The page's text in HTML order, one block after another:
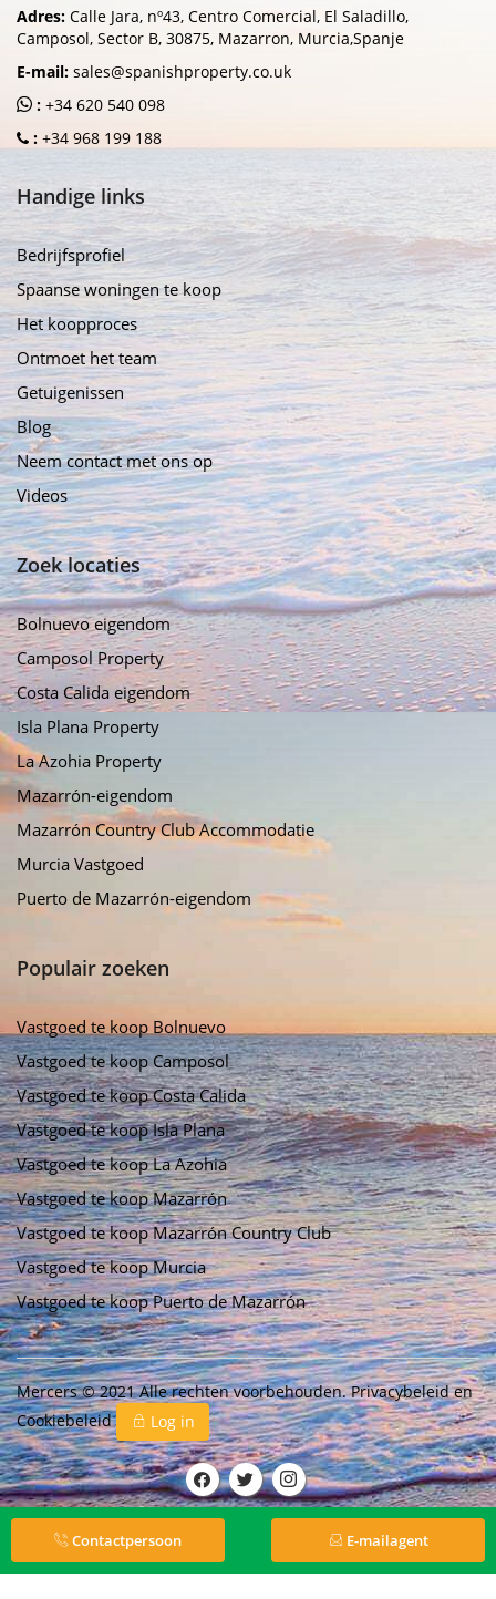
Adres: Calle Jara, nº43, Centro Comercial, El Saladillo,
Camposol, Sector B, 30875, Mazarron, Murcia,Spanje
E-mail: sales@spanishproperty.co.uk
: +34 620 540 098
: +34 968 199 188
Handige links
Bedrijfsprofiel
Spaanse woningen te koop
Het koopproces
Ontmoet het team
Getuigenissen
Blog
Neem contact met ons op
Videos
Zoek locaties
Bolnuevo eigendom
Camposol Property
Costa Calida eigendom
Isla Plana Property
La Azohia Property
Mazarrón-eigendom
Mazarrón Country Club Accommodatie
Murcia Vastgoed
Puerto de Mazarrón-eigendom
Populair zoeken
Vastgoed te koop Bolnuevo
Vastgoed te koop Camposol
Vastgoed te koop Costa Calida
Vastgoed te koop Isla Plana
Vastgoed te koop La Azohia
Vastgoed te koop Mazarrón
Vastgoed te koop Mazarrón Country Club
Vastgoed te koop Murcia
Vastgoed te koop Puerto de Mazarrón
Mercers © 2021 Alle rechten voorbehouden.Privacybeleiden
Cookiebeleid
Log in
Contactpersoon E-mailagent